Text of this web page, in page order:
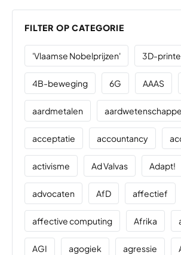
FILTER OP CATEGORIE
'Vlaamse Nobelprijzen' 3D-
4B-beweging 6G AAAS
aardmetalen
acceptatie accountancy
activisme Ad Valvas Adapt!
advocaten AfD affectief
affective computing Afrika
AGI agogiek agressie